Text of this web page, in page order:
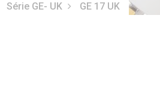
Série GE- UK GE 17 UK